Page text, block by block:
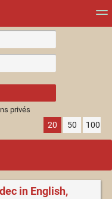
results.
privés
20 50 100
in English,